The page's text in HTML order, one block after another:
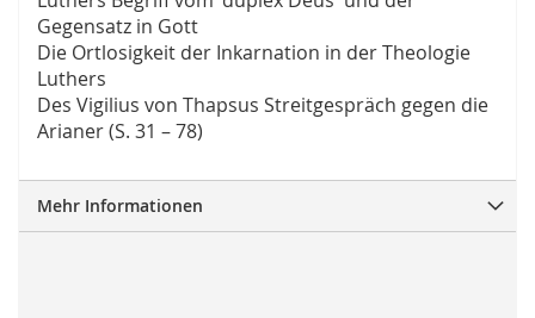
Gegensatz in Gott
Die Ortlosigkeit der Inkarnation in der Theologie
Luthers
Des Vigilius von Thapsus Streitgespräch gegen die
Arianer (S. 31 – 78)
Mehr Informationen